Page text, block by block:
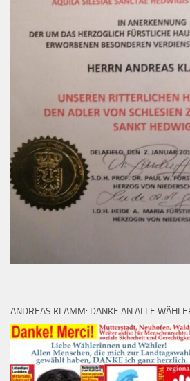
ANDREAS KLAMM: DANKE AN ALLE